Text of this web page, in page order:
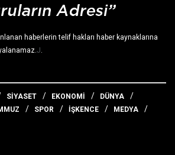
haberlerin telif hakları haber kaynaklarına
J
SİYASET EKONOMİ
DÜNYA
SPOR İŞKENCE
MEDYA